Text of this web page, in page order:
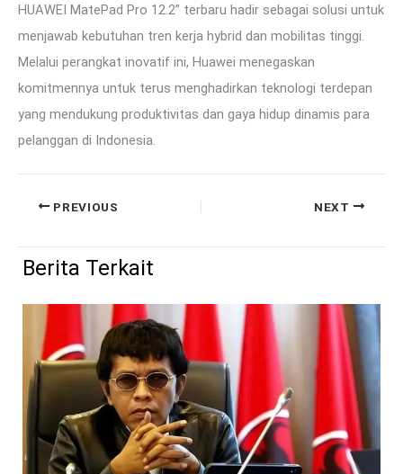
HUAWEI MatePad Pro 12.2” terbaru hadir sebagai solusi untuk
menjawab kebutuhan tren kerja hybrid dan mobilitas tinggi.
Melalui perangkat inovatif ini, Huawei menegaskan
komitmennya untuk terus menghadirkan teknologi terdepan
yang mendukung produktivitas dan gaya hidup dinamis para
pelanggan di Indonesia.
PREVIOUS NEXT
Berita Terkait